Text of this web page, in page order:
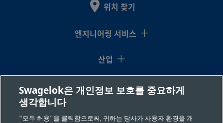
위치 찾기
엔지니어링 서비스
산업
지식센터
Swagelok은 개인정보 보호를 중요하게
생각합니다
"모두 허용"을 클릭함으로써, 귀하는 당사가 사용자 환경을 개